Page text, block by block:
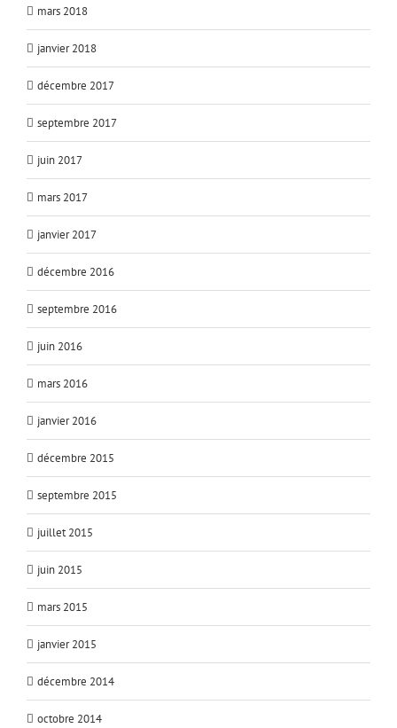
mars 2018
janvier 2018
décembre 2017
septembre 2017
juin 2017
mars 2017
janvier 2017
décembre 2016
septembre 2016
juin 2016
mars 2016
janvier 2016
décembre 2015
septembre 2015
juillet 2015
juin 2015
mars 2015
janvier 2015
décembre 2014
octobre 2014